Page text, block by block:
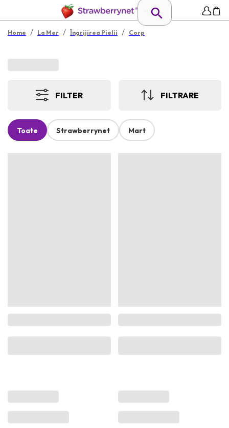
Home / La Mer / Îngrijirea Pielii / Corp
FILTER FILTRARE
Toate Strawberrynet Mart